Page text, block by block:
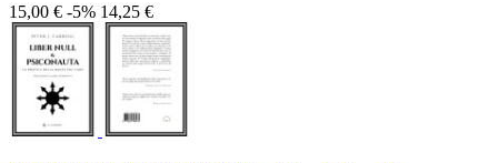
15,00 € -5% 14,25 €